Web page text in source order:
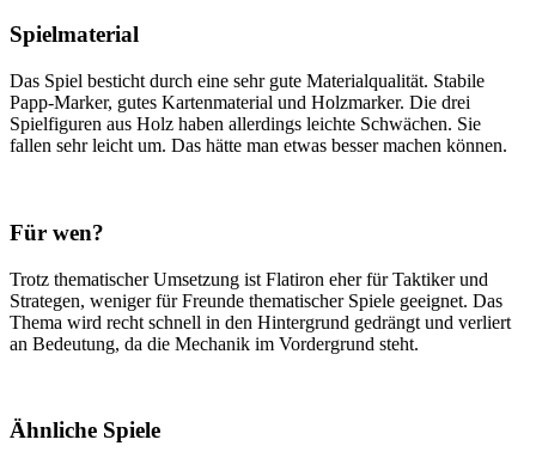
Spielmaterial
Das Spiel besticht durch eine sehr gute Materialqualität. Stabile
Papp-Marker, gutes Kartenmaterial und Holzmarker. Die drei
Spielfiguren aus Holz haben allerdings leichte Schwächen. Sie
fallen sehr leicht um. Das hätte man etwas besser machen können.
Für wen?
Trotz thematischer Umsetzung ist Flatiron eher für Taktiker und
Strategen, weniger für Freunde thematischer Spiele geeignet. Das
Thema wird recht schnell in den Hintergrund gedrängt und verliert
an Bedeutung, da die Mechanik im Vordergrund steht.
Ähnliche Spiele